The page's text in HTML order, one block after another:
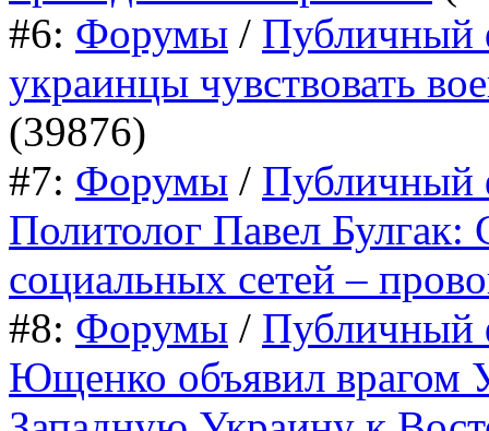
#6: Форумы / Публичный
украинцы чувствовать
(39876)
#7: Форумы / Публичный
Политолог Павел
социальных сетей –
#8: Форумы / Публичный
Ющенко объявил врагом